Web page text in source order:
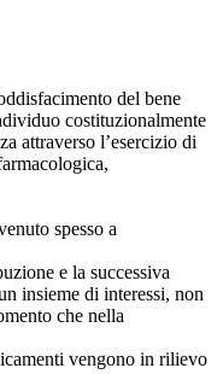
del bene
costituzionalmente
attraverso l’esercizio di
spesso a
e la successiva
insieme di interessi, non
che nella
vengono in rilievo